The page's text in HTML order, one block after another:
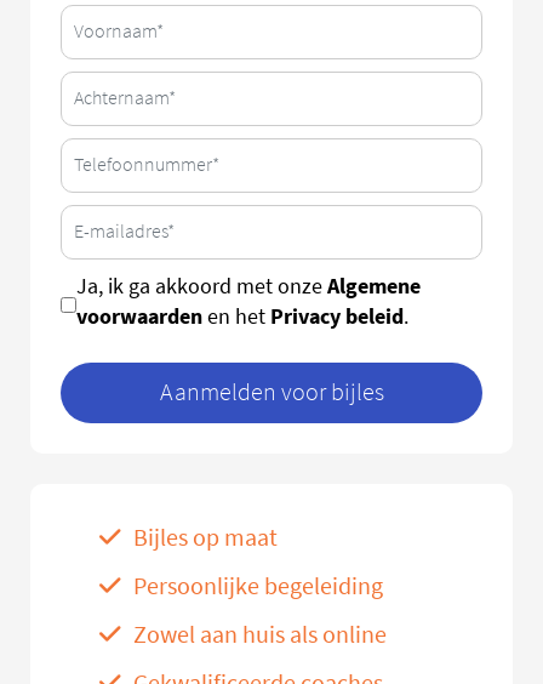
Ja, ik ga akkoord met onzeAlgemene
voorwaardenen het Privacy beleid.
Aanmelden voor bijles
Bijles op maat
Persoonlijke begeleiding
Zowel aan huis als online